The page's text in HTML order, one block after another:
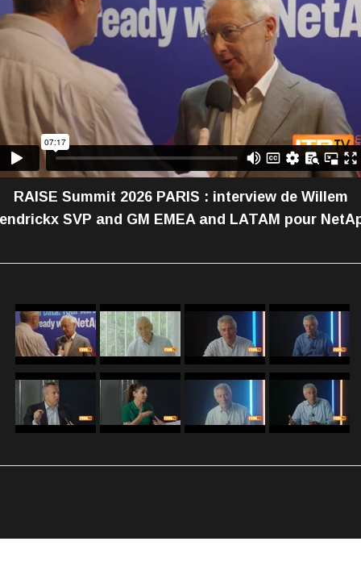
RAISE Summit 2026 PARIS : interview de Willem
SVP and GM EMEA and LATAM pour